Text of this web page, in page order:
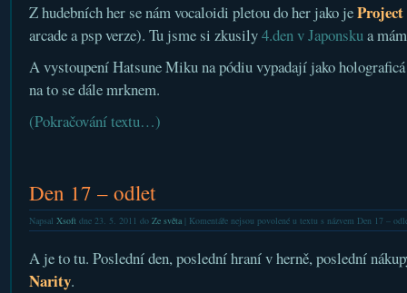
Z hudebních her se nám vocaloidi pletou do her jako je
arcade a psp verze). Tu jsme si zkusily4.den v Japonskua
A vystoupení Hatsune Miku na pódiu vypadají jako
na to se dále mrknem.
(Pokračování textu…)
Den 17 – odlet
Napsal Xsoftdne 23. 5. 2011 do Ze světa| Komentáře nejsou povolenéu textu s názvem Den 17 –
A je to tu. Poslední den, poslední hraní v herně, poslední
Narity.